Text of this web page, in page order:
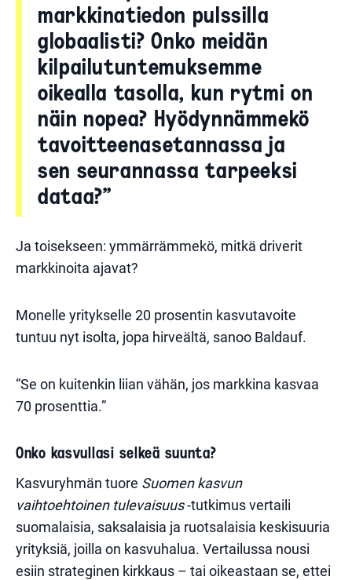
markkinatiedon pulssilla
globaalisti? Onko meidän
kilpailutuntemuksemme
oikealla tasolla, kun rytmi on
näin nopea? Hyödynnämmekö
tavoitteenasetannassa ja
sen seurannassa tarpeeksi
dataa?”
Ja toisekseen: ymmärrämmekö, mitkä driverit
markkinoita ajavat?
Monelle yritykselle 20 prosentin kasvutavoite
tuntuu nyt isolta, jopa hirveältä, sanoo Baldauf.
“Se on kuitenkin liian vähän, jos markkina kasvaa
70 prosenttia.”
Onko kasvullasi selkeä suunta?
Kasvuryhmän tuore Suomen kasvun
vaihtoehtoinen tulevaisuus-tutkimus vertaili
suomalaisia, saksalaisia ja ruotsalaisia keskisuuria
yrityksiä, joilla on kasvuhalua. Vertailussa nousi
esiin strateginen kirkkaus – tai oikeastaan se, ettei